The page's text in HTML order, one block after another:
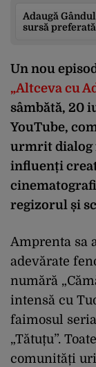
Adaugă
sursă preferată
Un nou
„Altceva cu
sâmbătă, 20
YouTube,
urmrit dialog
influenți
regizorul și
Amprenta sa
adevărate
numără
intensă cu
faimosul
„Tătuțu”.
comunități